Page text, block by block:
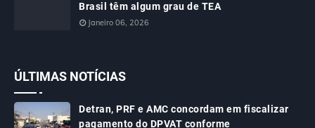
Brasil têm algum grau de TEA
Janeiro 06, 2026
ÚLTIMAS NOTÍCIAS
Detran, PRF e AMC concordam em fiscalizar
pagamento do DPVAT conforme